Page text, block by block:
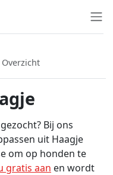
Overzicht
Bij ons
uit Haagje
om op honden te
gratis aan en wordt